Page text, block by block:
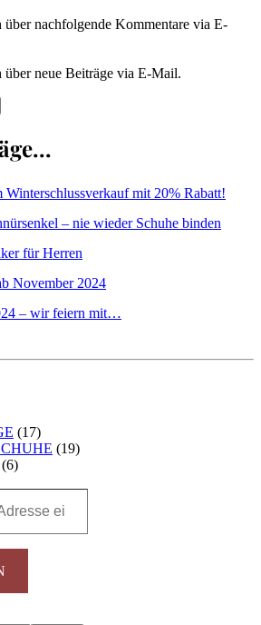
nachfolgende Kommentare via E-
neue Beiträge via E-Mail.
Winterschlussverkauf mit 20% Rabatt!
– nie wieder Schuhe binden
für Herren
November 2024
– wir feiern mit…
(17)
(19)
(6)